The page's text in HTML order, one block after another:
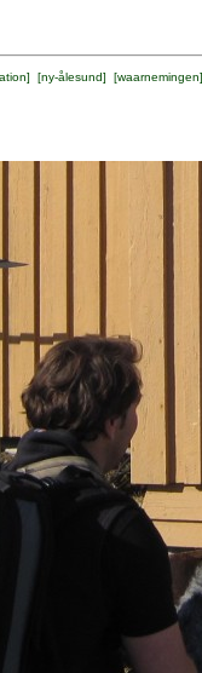
] [ny-ålesund] [waarnemingen